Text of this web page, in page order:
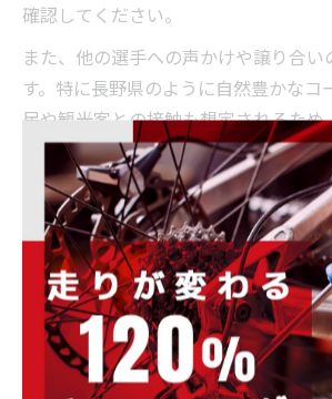
確認してください。
また、他の選手への声かけや譲り合い
す。特に長野県のように自然豊かなコ
民や観光客との接触も想定されるため
持ちを忘れずに行動しましょう。大
失格やペナルティの対象となる場合
必要です。
初心者は「自分だけでなく周囲の安
つことが成功の秘訣です。実際の大会
手が初心者をサポートする場面も多
困ったときは遠慮せず周囲に相談しま